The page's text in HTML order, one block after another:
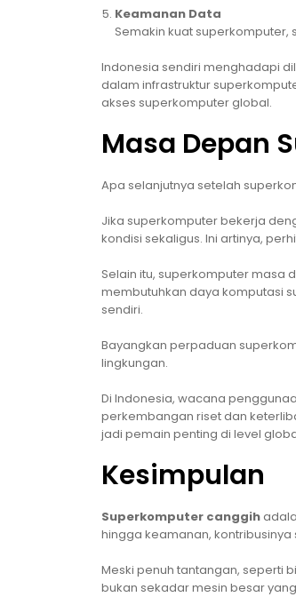
Keamanan Data
Semakin kuat superkomputer,
Indonesia sendiri menghadapi
dalam infrastruktur
akses superkomputer global.
Masa Depan
Apa selanjutnya setelah
Jika superkomputer bekerja
kondisi sekaligus. Ini artinya,
Selain itu, superkomputer masa
membutuhkan daya komputasi
sendiri.
Bayangkan perpaduan
lingkungan.
Di Indonesia, wacana
perkembangan riset dan
jadi pemain penting di level
Kesimpulan
Superkomputer canggih
hingga keamanan,
Meski penuh tantangan, seperti
bukan sekadar mesin besar